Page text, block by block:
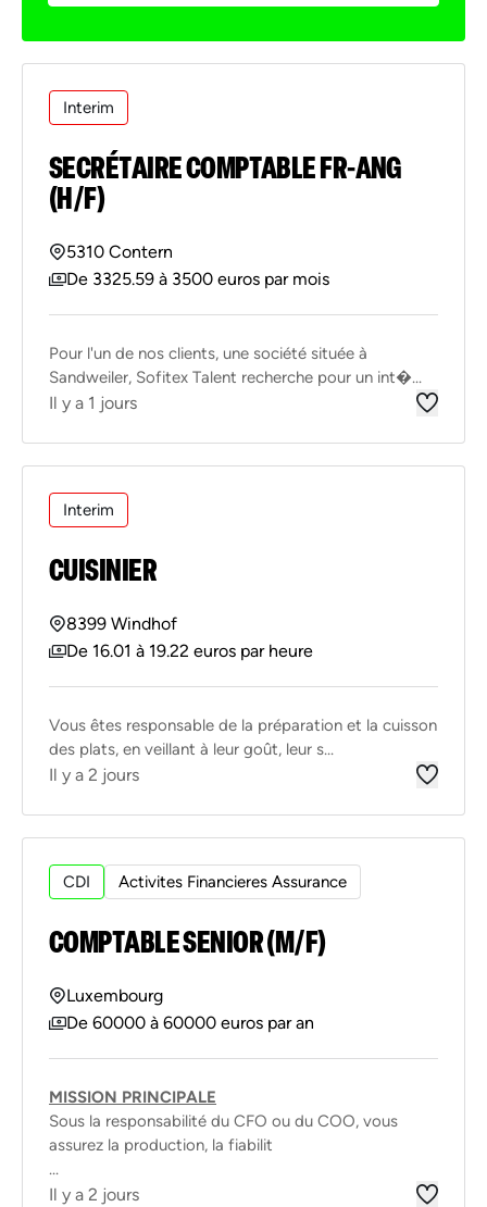
Interim
SECRÉTAIRE COMPTABLE FR-ANG
(H/F)
5310 Contern
De 3325.59 à 3500 euros par mois
Pour l'un de nos clients, une société située à
Sandweiler, Sofitex Talent recherche pour un int�...
Il y a 1 jours
Interim
CUISINIER
8399 Windhof
De 16.01 à 19.22 euros par heure
Vous êtes responsable de la préparation et la cuisson
des plats, en veillant à leur goût, leur s...
Il y a 2 jours
CDI Activites Financieres Assurance
COMPTABLE SENIOR (M/F)
Luxembourg
De 60000 à 60000 euros par an
MISSION PRINCIPALE
Sous la responsabilité du CFO ou du COO, vous
assurez la production, la fiabilit
...
Il y a 2 jours